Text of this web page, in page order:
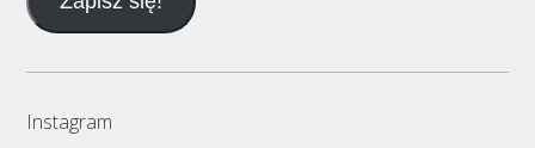
mail
Instagram